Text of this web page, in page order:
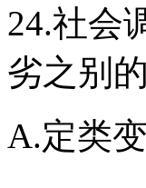
24.社会
劣之别
A.定类